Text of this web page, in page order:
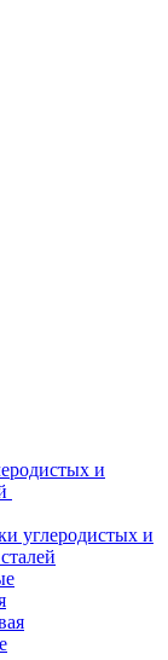
и
углеродистых и